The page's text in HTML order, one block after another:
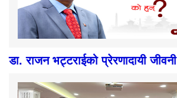
डा. राजन भट्टराईको प्रेरणादायी जीवनी